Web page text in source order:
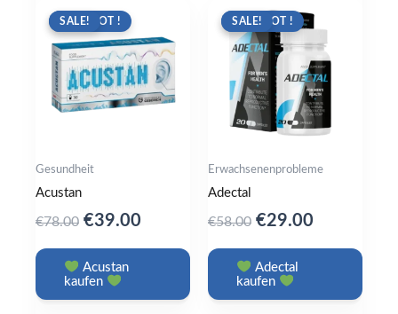
ANGEBOT !
SALE!
Gesundheit
Acustan
€78.00 Original
was:
€78.00.
€39.00
€39.00.
Acustan
kaufen
ANGEBOT !
SALE!
Erwachsenenprobleme
Adectal
€58.00 Original
was:
€58.00.
€29.00
€29.00.
Adectal
kaufen